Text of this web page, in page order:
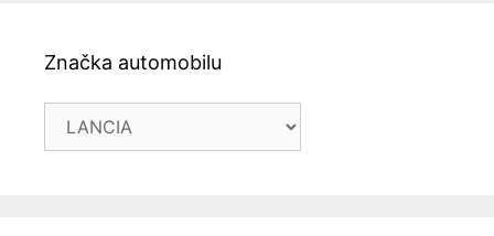
Značka automobilu